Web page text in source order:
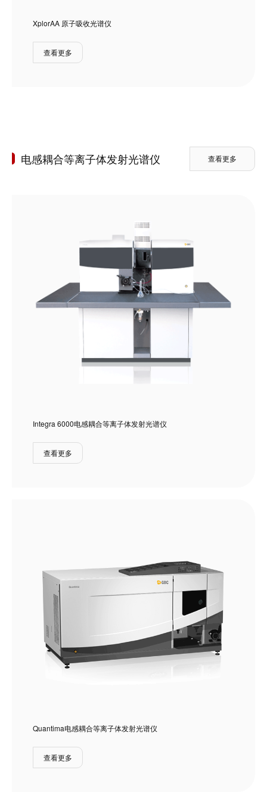
XplorAA 原子吸收光谱仪
查看更多
电感耦合等离子体发射光谱仪 查看更多
Integra 6000电感耦合等离子体发射光谱仪
查看更多
Quantima电感耦合等离子体发射光谱仪
查看更多